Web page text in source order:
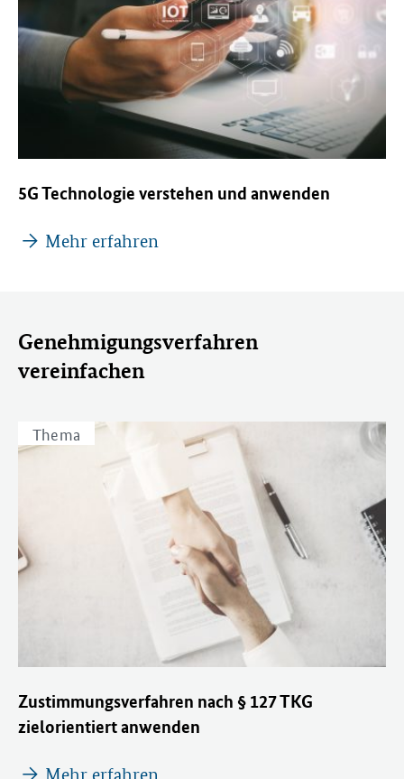
5G Technologie verstehen und anwenden
Mehr erfahren
Genehmigungsverfahren
vereinfachen
Thema
Zustimmungsverfahren nach § 127 TKG
zielorientiert anwenden
Mehr erfahren